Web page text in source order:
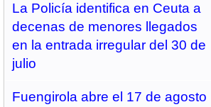
La Policía identifica en Ceuta a
decenas de menores llegados
en la entrada irregular del 30 de
julio
Fuengirola abre el 17 de agosto